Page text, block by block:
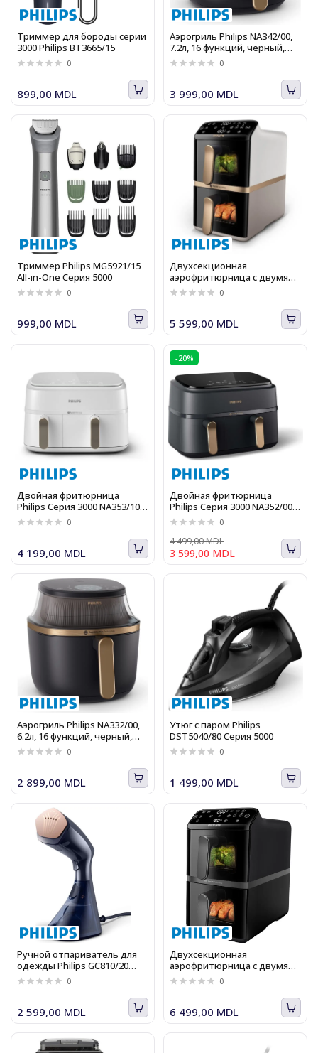
Триммер для бороды серии
3000 Philips BT3665/15
0
899,00 MDL
Аэрогриль Philips NA342/00,
7.2л, 16 функций, черный,
Серия 3000 0
3 999,00 MDL
Триммер Philips MG5921/15
All-in-One Серия 5000
0
999,00 MDL
Двухсекционная
аэрофритюрница с двумя
корзинами Philips Серия
4000 NA462/80,13 режимов,
0
5 599,00 MDL
Двойная фритюрница
Philips Серия 3000 NA353/10,
3.0кг, 9.0л, 2750Вт
0
4 199,00 MDL
-20%
Двойная фритюрница
Philips Серия 3000 NA352/00,
3.0кг, 9.0л, 2750Вт
0
3 599,00 MDL
4 499,00 MDL
Аэрогриль Philips NA332/00,
6.2л, 16 функций, черный,
Серия 3000 0
2 899,00 MDL
Утюг с паром Philips
DST5040/80 Серия 5000
0
1 499,00 MDL
Ручной отпариватель для
одежды Philips GC810/20
Серия 8000, 1600Вт
0
2 599,00 MDL
Двухсекционная
аэрофритюрница с двумя
корзинами Philips Серия
4000 NA460/00,13 режимов,
0
6 499,00 MDL